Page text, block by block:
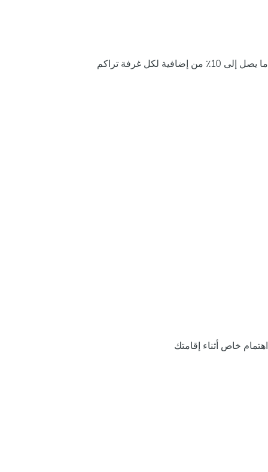
ما يصل إلى 10٪ من إضافية لكل غرفة تراكم
اهتمام خاص أثناء إقامتك